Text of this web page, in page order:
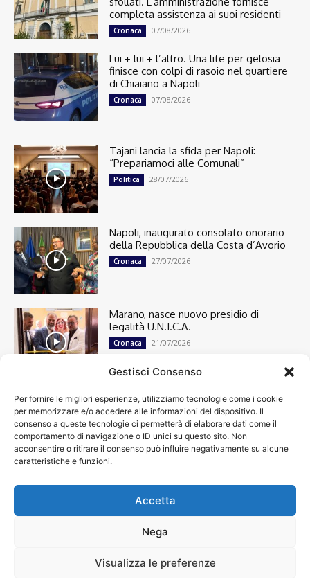
Gestisci Consenso
Per fornire le migliori esperienze, utilizziamo tecnologie come i cookie
per memorizzare e/o accedere alle informazioni del dispositivo. Il
consenso a queste tecnologie ci permetterà di elaborare dati come il
comportamento di navigazione o ID unici su questo sito. Non
acconsentire o ritirare il consenso può influire negativamente su alcune
caratteristiche e funzioni.
Accetta
Nega
Visualizza le preferenze
completa assistenza ai suoi residenti
Cronaca 07/08/2026
Lui + lui + l’altro. Una lite per gelosia
finisce con colpi di rasoio nel quartiere
di Chiaiano a Napoli
Cronaca 07/08/2026
Tajani lancia la sfida per Napoli:
“Prepariamoci alle Comunali”
Politica 28/07/2026
Napoli, inaugurato consolato onorario
della Repubblica della Costa d’Avorio
Cronaca 27/07/2026
Marano, nasce nuovo presidio di
legalità U.N.I.C.A.
Cronaca 21/07/2026
Cronaca
13498
Attualità
7303
top
News
4209
Cultura
Contatti Privacy Policy
Accessibilità